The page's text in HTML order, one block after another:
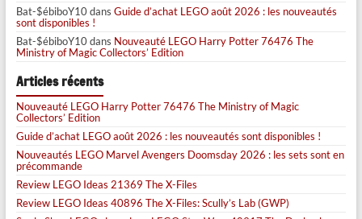
Bat-$ébiboY10dans Guide d’achat LEGO août 2026 : les nouveautés
sont disponibles !
Bat-$ébiboY10dans Nouveauté LEGO Harry Potter 76476 The
Ministry of Magic Collectors’ Edition
Articles récents
Nouveauté LEGO Harry Potter 76476 The Ministry of Magic
Collectors’ Edition
Guide d’achat LEGO août 2026 : les nouveautés sont disponibles !
Nouveautés LEGO Marvel Avengers Doomsday 2026 : les sets sont en
précommande
Review LEGO Ideas 21369 The X-Files
Review LEGO Ideas 40896 The X-Files: Scully’s Lab (GWP)